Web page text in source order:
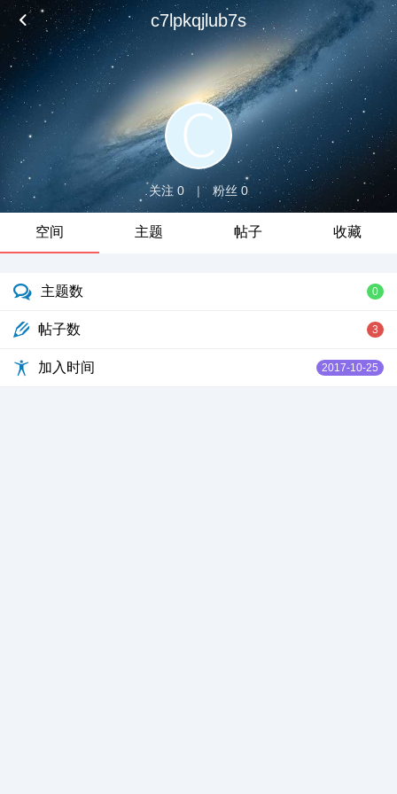
c7lpkqjlub7s
关注 0 | 粉丝 0
空间 主题 帖子 收藏
主题数 0
帖子数 3
加入时间 2017-10-25